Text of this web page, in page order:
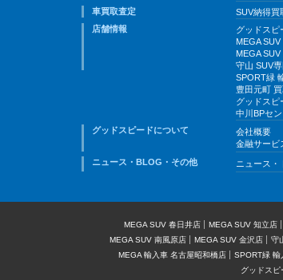
車買取査定
SUV納得買
店舗情報
グッドスピ
MEGA
MEGA
守山 SUV
SPORT緑
豊田元町
グッドスピ
中川BPセ
グッドスピードについて
会社概要
金融サービ
ニュース・BLOG・その他
ニュース・
MEGA SUV 春日井店 MEGA SUV 知立店
MEGA SUV 南風原店
MEGA SUV 金沢店 守
MEGA 輸入車 名古屋昭和橋店
SPORT緑 輸
グッドス